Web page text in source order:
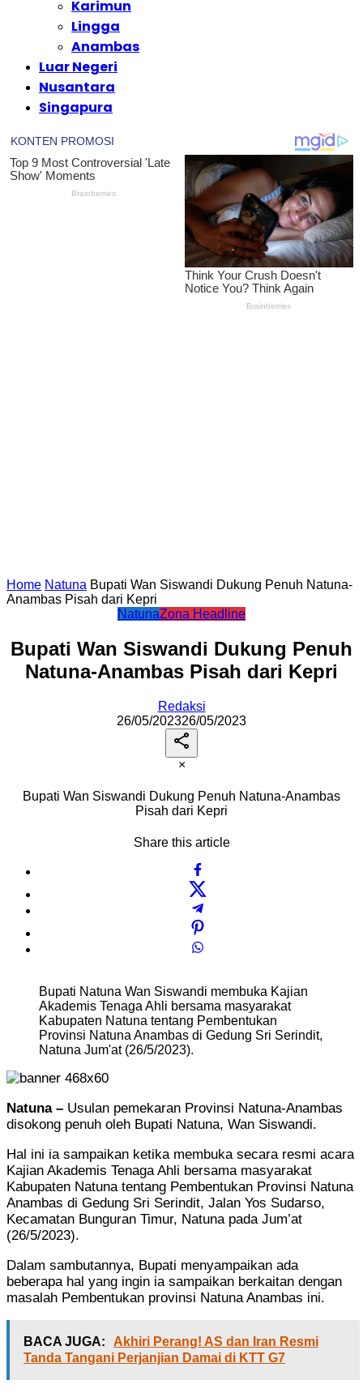
Karimun
Lingga
Anambas
Luar Negeri
Nusantara
Singapura
Home Natuna Bupati Wan Siswandi Dukung Penuh Natuna-
Anambas Pisah dari Kepri
NatunaZona Headline
Bupati Wan Siswandi Dukung Penuh
Natuna-Anambas Pisah dari Kepri
Redaksi
26/05/202326/05/2023
×
Bupati Wan Siswandi Dukung Penuh Natuna-Anambas
Pisah dari Kepri
Share this article
Bupati Natuna Wan Siswandi membuka Kajian
Akademis Tenaga Ahli bersama masyarakat
Kabupaten Natuna tentang Pembentukan
Provinsi Natuna Anambas di Gedung Sri Serindit,
Natuna Jum'at (26/5/2023).
Natuna – Usulan pemekaran Provinsi Natuna-Anambas
disokong penuh oleh Bupati Natuna, Wan Siswandi.
Hal ini ia sampaikan ketika membuka secara resmi acara
Kajian Akademis Tenaga Ahli bersama masyarakat
Kabupaten Natuna tentang Pembentukan Provinsi Natuna
Anambas di Gedung Sri Serindit, Jalan Yos Sudarso,
Kecamatan Bunguran Timur, Natuna pada Jum’at
(26/5/2023).
Dalam sambutannya, Bupati menyampaikan ada
beberapa hal yang ingin ia sampaikan berkaitan dengan
masalah Pembentukan provinsi Natuna Anambas ini.
BACA JUGA:
Akhiri Perang! AS dan Iran Resmi
Tanda Tangani Perjanjian Damai di KTT G7